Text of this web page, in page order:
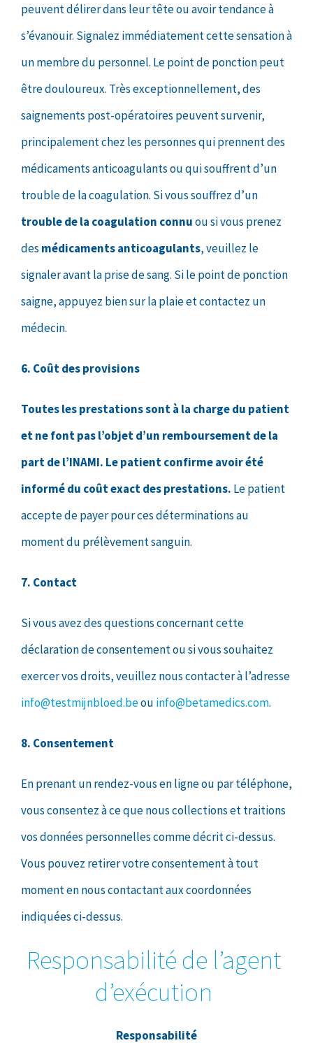
peuvent délirer dans leur tête ou avoir tendance à
s’évanouir. Signalez immédiatement cette sensation à
un membre du personnel. Le point de ponction peut
être douloureux. Très exceptionnellement, des
saignements post-opératoires peuvent survenir,
principalement chez les personnes qui prennent des
médicaments anticoagulants ou qui souffrent d’un
trouble de la coagulation. Si vous souffrez d’un
trouble de la coagulation connuou si vous prenez
des médicaments anticoagulants, veuillez le
signaler avant la prise de sang. Si le point de ponction
saigne, appuyez bien sur la plaie et contactez un
médecin.
6. Coût des provisions
Toutes les prestations sont à la charge du patient
et ne font pas l’objet d’un remboursement de la
part de l’INAMI. Le patient confirme avoir été
informé du coût exact des prestations. Le patient
accepte de payer pour ces déterminations au
moment du prélèvement sanguin.
7. Contact
Si vous avez des questions concernant cette
déclaration de consentement ou si vous souhaitez
exercer vos droits, veuillez nous contacter à l’adresse
info@testmijnbloed.beou info@betamedics.com.
8. Consentement
En prenant un rendez-vous en ligne ou par téléphone,
vous consentez à ce que nous collections et traitions
vos données personnelles comme décrit ci-dessus.
Vous pouvez retirer votre consentement à tout
moment en nous contactant aux coordonnées
indiquées ci-dessus.
Responsabilité de l’agent
d’exécution
Responsabilité